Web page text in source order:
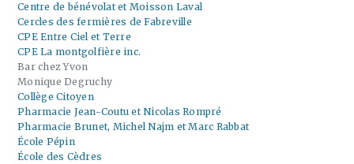
Centre de bénévolat et Moisson Laval
Cercles des fermières de Fabreville
CPE Entre Ciel et Terre
CPE La montgolfière inc.
Bar chez Yvon
Monique Degruchy
Collège Citoyen
Pharmacie Jean-Coutu et Nicolas Rompré
Pharmacie Brunet, Michel Najm et Marc Rabbat
École Pépin
École des Cèdres